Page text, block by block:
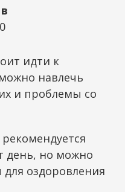
идти к
навлечь
и проблемы со
день, но можно
оздоровления